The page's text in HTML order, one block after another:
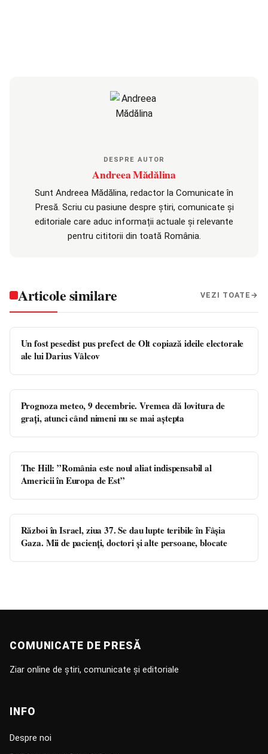
DESPRE AUTOR
Andreea Mădălina
Sunt Andreea Mădălina, redactor la Comunicate în
Presă. Scriu cu pasiune despre știri, comunicate și
editoriale care aduc informații actuale și relevante
pentru cititorii din toată România.
Articole similare VEZI TOATE
Un fost pesedist pus prefect de Olt copiază ideile electorale
ale lui Darius Vâlcov
Prognoza meteo, 9 decembrie. Vremea dă lovitura de
grați, atunci când nimeni nu se mai aștepta
The Hill: ”România este noul aliat indispensabil al
Americii în Europa de Est”
Război în Israel, ziua 37. Se dau lupte teribile în Fâșia
Gaza. Mii de pacienți, doctori și alte persoane, blocate
COMUNICATE DE PRESĂ
Ziar online de știri, comunicate și editoriale
INFO
Despre noi